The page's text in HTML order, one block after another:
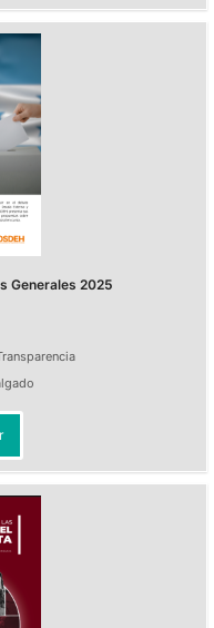
Generales 2025